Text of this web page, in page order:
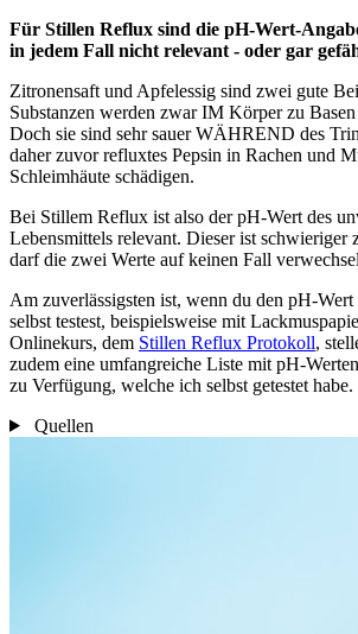
Für Stillen Reflux sind die pH-Wert-
in jedem Fall nicht relevant - oder gar
Zitronensaft und Apfelessig sind zwei gute
Substanzen werden zwar IM Körper zu
Doch sie sind sehr sauer WÄHREND des
daher zuvor refluxtes Pepsin in Rachen und
Schleimhäute schädigen.
Bei Stillem Reflux ist also der pH-Wert des
Lebensmittels relevant. Dieser ist schwieriger
darf die zwei Werte auf keinen Fall
Am zuverlässigsten ist, wenn du den pH-
selbst testest, beispielsweise mit
Onlinekurs, dem Stillen Reflux Protokoll,
zudem eine umfangreiche Liste mit pH-
zu Verfügung, welche ich selbst getestet habe.
Quellen